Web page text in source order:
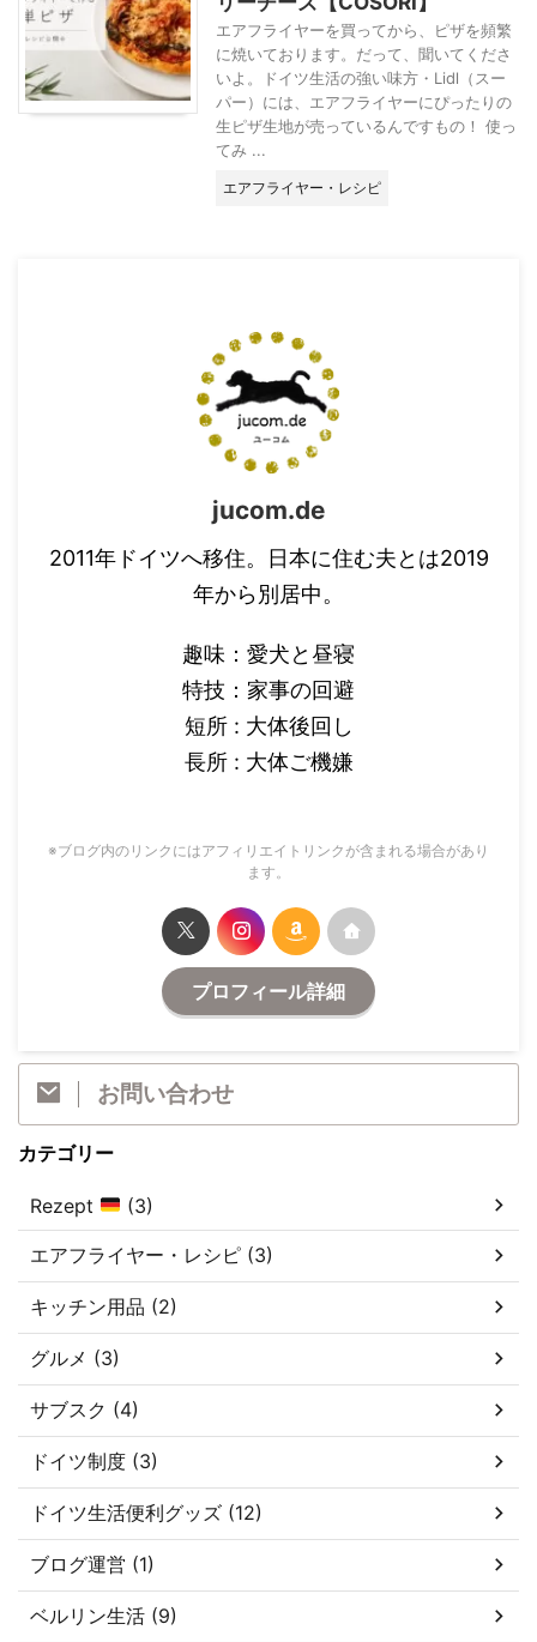
エアフライヤーを買ってから、ピザを頻繁
に焼いております。だって、聞いてくださ
いよ。ドイツ生活の強い味方・Lidl（スー
パー）には、エアフライヤーにぴったりの
生ピザ生地が売っているんですもの！ 使っ
てみ ...
エアフライヤー・レシピ
jucom.de
2011年ドイツへ移住。日本に住む夫とは2019
年から別居中。
趣味：愛犬と昼寝
特技：家事の回避
短所 : 大体後回し
長所 : 大体ご機嫌
※ブログ内のリンクにはアフィリエイトリンクが含まれる場合があり
ます。
プロフィール詳細
お問い合わせ
カテゴリー
Rezept (3)
エアフライヤー・レシピ (3)
キッチン用品 (2)
グルメ (3)
サブスク (4)
ドイツ制度 (3)
ドイツ生活便利グッズ (12)
ブログ運営 (1)
ベルリン生活 (9)